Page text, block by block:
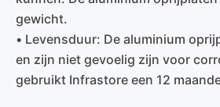
gewicht.
• Levensduur: De aluminium
en zijn niet gevoelig zijn voor
gebruikt Infrastore een 12